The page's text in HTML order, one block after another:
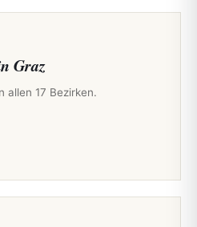
Graz
allen 17 Bezirken.